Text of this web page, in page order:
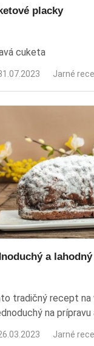
placky
cuketa
Jarné
a
tradičný recept na
na
koláčik,
sviatočnom stole.
Jarné